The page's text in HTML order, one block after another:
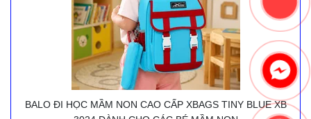
BALO ĐI HỌC MẦM NON CAO CẤP XBAGS TINY BLUE XB